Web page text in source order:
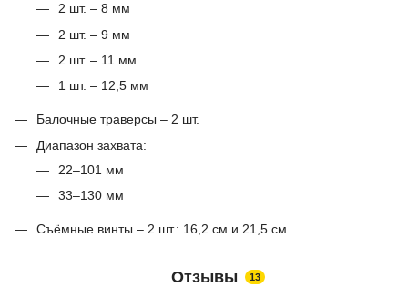
2 шт. – 8 мм
2 шт. – 9 мм
2 шт. – 11 мм
1 шт. – 12,5 мм
Балочные траверсы – 2 шт.
Диапазон захвата:
22–101 мм
33–130 мм
Съёмные винты – 2 шт.: 16,2 см и 21,5 см
Отзывы 13